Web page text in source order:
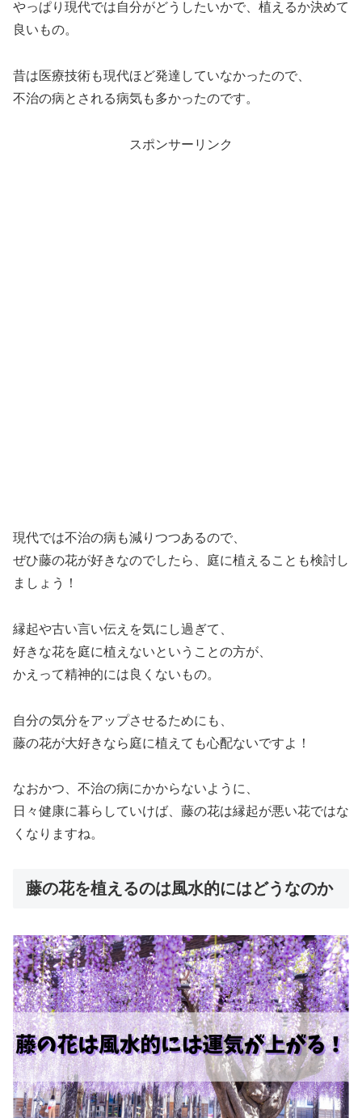
やっぱり現代では自分がどうしたいかで、植えるか決めて
良いもの。
昔は医療技術も現代ほど発達していなかったので、
不治の病とされる病気も多かったのです。
スポンサーリンク
現代では不治の病も減りつつあるので、
ぜひ藤の花が好きなのでしたら、庭に植えることも検討し
ましょう！
縁起や古い言い伝えを気にし過ぎて、
好きな花を庭に植えないということの方が、
かえって精神的には良くないもの。
自分の気分をアップさせるためにも、
藤の花が大好きなら庭に植えても心配ないですよ！
なおかつ、不治の病にかからないように、
日々健康に暮らしていけば、藤の花は縁起が悪い花ではな
くなりますね。
藤の花を植えるのは風水的にはどうなのか